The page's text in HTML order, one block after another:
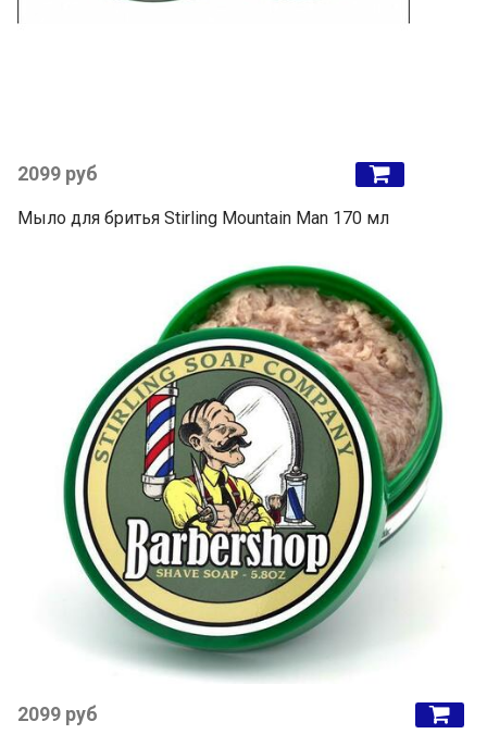
2099 руб
Мыло для бритья Stirling Mountain Man 170 мл
2099 руб